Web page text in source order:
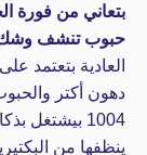
بتعاني من فورة
حبوب تنشف وشك
العادية بتعتمد
دهون أكتر
1004
ينظفها من